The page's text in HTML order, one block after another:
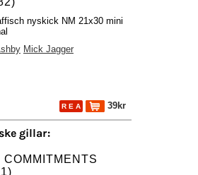
nyskick NM 21x30 mini
Mick Jagger
R E A 39kr
gillar:
COMMITMENTS